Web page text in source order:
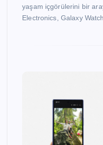
yaşam içgörülerini bir
Electronics, Galaxy